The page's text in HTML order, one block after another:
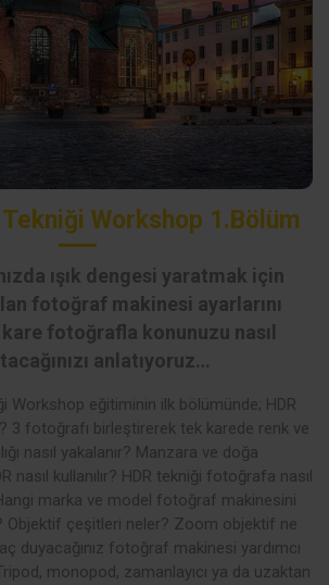
Tekniği Workshop 1.Bölüm
ışık dengesi yaratmak için
fotoğraf makinesi ayarlarını
fotoğrafla konunuzu nasıl
anlatıyoruz…
Workshop eğitiminin ilk bölümünde; HDR
3 fotoğrafı birleştirerek tek karede renk ve
nasıl yakalanır? Manzara ve doğa
nasıl kullanılır? HDR tekniği fotoğrafa nasıl
marka ve model fotoğraf makinesini
Objektif çeşitleri neler? Zoom objektif ne
duyacağınız fotoğraf makinesi yardımcı
monopod, zamanlayıcı ya da uzaktan